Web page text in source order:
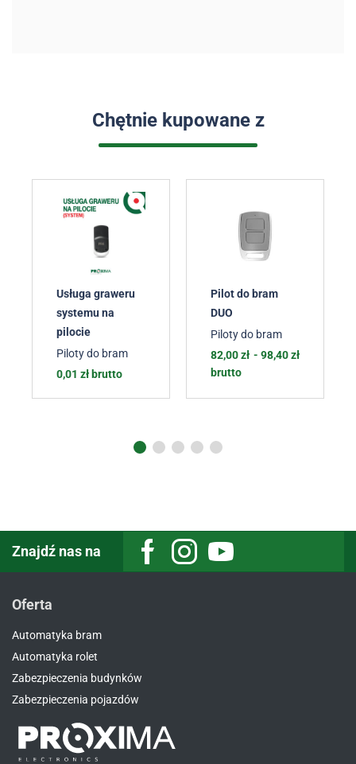
Chętnie kupowane z
Usługa graweru
systemu na
pilocie
Piloty do bram
0,01 zł brutto
Pilot do bram
DUO
Piloty do bram
82,00zł - 98,40zł
brutto
Znajdź nas na
Oferta
Automatyka bram
Automatyka rolet
Zabezpieczenia budynków
Zabezpieczenia pojazdów